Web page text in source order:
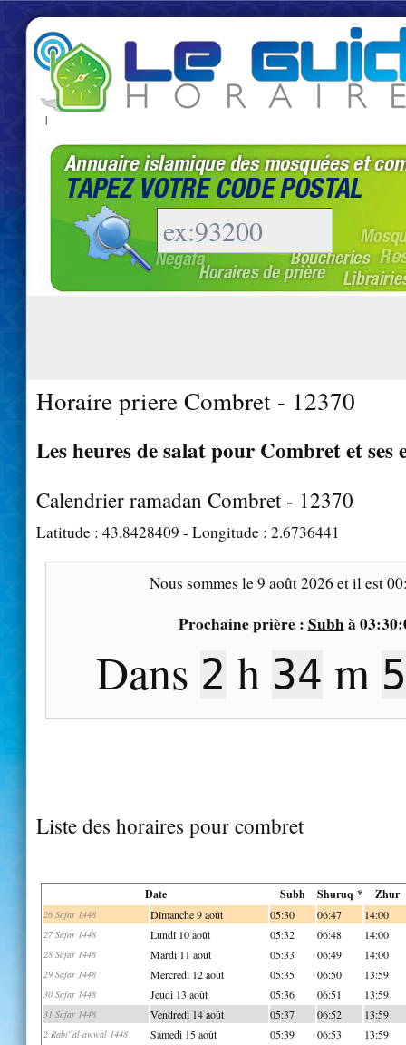
|
Horaire priere Combret - 12370
Les heures de salat pour Combret et ses
Calendrier ramadan Combret - 12370
Latitude : 43.8428409 - Longitude : 2.6736441
Nous sommes le9 août 2026 et il est
Prochaine prière : Subhà
Dans 2 h 34 m
Liste des horaires pour combret
Date Subh Shuruq * Zhur
26 Safar 1448 Dimanche 9 août 05:30 06:47 14:00
27 Safar 1448 Lundi 10 août 05:32 06:48 14:00
28 Safar 1448 Mardi 11 août 05:33 06:49 14:00
29 Safar 1448 Mercredi 12 août 05:35 06:50 13:59
30 Safar 1448 Jeudi 13 août 05:36 06:51 13:59
31 Safar 1448 Vendredi 14 août 05:37 06:52 13:59
2 Rabi' al-awwal 1448 Samedi 15 août 05:39 06:53 13:59